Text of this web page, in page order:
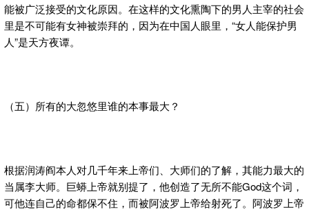
能被广泛接受的文化原因。在这样的文化熏陶下的男人主宰的社会
里是不可能有女神被崇拜的，因为在中国人眼里，“女人能保护男
人”是天方夜谭。
（五）所有的大忽悠里谁的本事最大？
根据润涛阎本人对几千年来上帝们、大师们的了解，其能力最大的
当属李大师。巨蟒上帝就别提了，他创造了无所不能God这个词，
可他连自己的命都保不住，而被阿波罗上帝给射死了。阿波罗上帝